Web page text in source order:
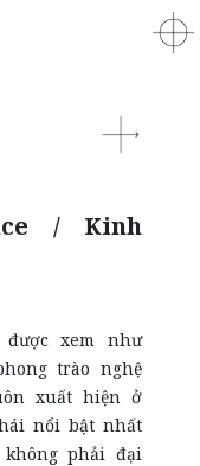
/ Kinh
được xem như
trào nghệ
xuất hiện ở
nổi bật nhất
phải đại